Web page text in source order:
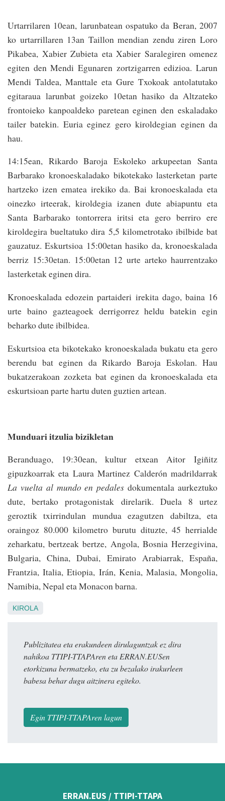
Urtarrilaren 10ean, larunbatean ospatuko da Beran, 2007
ko urtarrillaren 13an Taillon mendian zendu ziren Loro
Pikabea, Xabier Zubieta eta Xabier Saralegiren omenez
egiten den Mendi Egunaren zortzigarren edizioa. Larun
Mendi Taldea, Manttale eta Gure Txokoak antolatutako
egitaraua larunbat goizeko 10etan hasiko da Altzateko
frontoieko kanpoaldeko paretean eginen den eskaladako
tailer batekin. Euria eginez gero kiroldegian eginen da
hau.
14:15ean, Rikardo Baroja Eskoleko arkupeetan Santa
Barbarako kronoeskaladako bikotekako lasterketan parte
hartzeko izen ematea irekiko da. Bai kronoeskalada eta
oinezko irteerak, kiroldegia izanen dute abiapuntu eta
Santa Barbarako tontorrera iritsi eta gero berriro ere
kiroldegira bueltatuko dira 5,5 kilometrotako ibilbide bat
gauzatuz. Eskurtsioa 15:00etan hasiko da, kronoeskalada
berriz 15:30etan. 15:00etan 12 urte arteko haurrentzako
lasterketak eginen dira.
Kronoeskalada edozein partaideri irekita dago, baina 16
urte baino gazteagoek derrigorrez heldu batekin egin
beharko dute ibilbidea.
Eskurtsioa eta bikotekako kronoeskalada bukatu eta gero
berendu bat eginen da Rikardo Baroja Eskolan. Hau
bukatzerakoan zozketa bat eginen da kronoeskalada eta
eskurtsioan parte hartu duten guztien artean.
Munduari itzulia bizikletan
Beranduago, 19:30ean, kultur etxean Aitor Igiñitz
gipuzkoarrak eta Laura Martinez Calderón madrildarrak
La vuelta al mundo en pedales dokumentala aurkeztuko
dute, bertako protagonistak direlarik. Duela 8 urtez
geroztik txirrindulan mundua ezagutzen dabiltza, eta
oraingoz 80.000 kilometro burutu dituzte, 45 herrialde
zeharkatu, bertzeak bertze, Angola, Bosnia Herzegivina,
Bulgaria, China, Dubai, Emirato Arabiarrak, España,
Frantzia, Italia, Etiopia, Irán, Kenia, Malasia, Mongolia,
Namibia, Nepal eta Monacon barna.
KIROLA
Publizitatea eta erakundeen dirulaguntzak ez dira
nahikoa TTIPI-TTAPAren eta ERRAN.EUSen
etorkizuna bermatzeko, eta zu bezalako irakurleen
babesa behar dugu aitzinera egiteko.
Egin TTIPI-TTAPAren lagun
ERRAN.EUS / TTIPI-TTAPA